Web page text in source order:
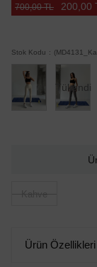
700,00 TL 200,00
Stok Kodu
Tükendi
Ürün Özellikleri